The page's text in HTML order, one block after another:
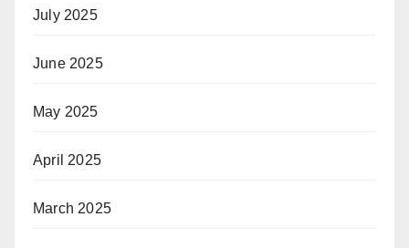
July 2025
June 2025
May 2025
April 2025
March 2025